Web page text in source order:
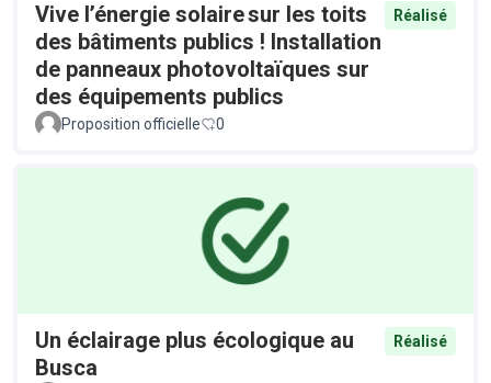
Vive l’énergie solaire sur les toits
des bâtiments publics ! Installation
de panneaux photovoltaïques sur
des équipements publics
Réalisé
Proposition officielle 0
Un éclairage plus écologique au
Busca
Réalisé